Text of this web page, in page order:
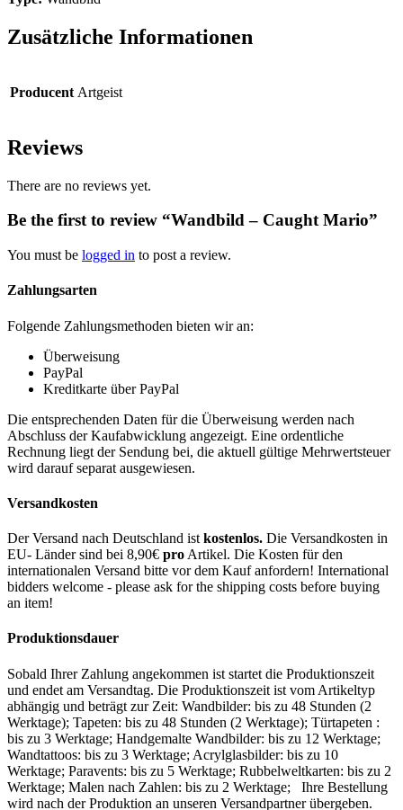
Zusätzliche Informationen
Producent Artgeist
Reviews
There are no reviews yet.
Be the first to review “Wandbild – Caught Mario”
You must be logged in to post a review.
Zahlungsarten
Folgende Zahlungsmethoden bieten wir an:
Überweisung
PayPal
Kreditkarte über PayPal
Die entsprechenden Daten für die Überweisung werden nach
Abschluss der Kaufabwicklung angezeigt. Eine ordentliche
Rechnung liegt der Sendung bei, die aktuell gültige Mehrwertsteuer
wird darauf separat ausgewiesen.
Versandkosten
Der Versand nach Deutschland ist kostenlos. Die Versandkosten in
EU- Länder sind bei 8,90€ pro Artikel. Die Kosten für den
internationalen Versand bitte vor dem Kauf anfordern! International
bidders welcome - please ask for the shipping costs before buying
an item!
Produktionsdauer
Sobald Ihrer Zahlung angekommen ist startet die Produktionszeit
und endet am Versandtag. Die Produktionszeit ist vom Artikeltyp
abhängig und beträgt zur Zeit: Wandbilder: bis zu 48 Stunden (2
Werktage); Tapeten: bis zu 48 Stunden (2 Werktage); Türtapeten :
bis zu 3 Werktage; Handgemalte Wandbilder: bis zu 12 Werktage;
Wandtattoos: bis zu 3 Werktage; Acrylglasbilder: bis zu 10
Werktage; Paravents: bis zu 5 Werktage; Rubbelweltkarten: bis zu 2
Werktage; Malen nach Zahlen: bis zu 2 Werktage; Ihre Bestellung
wird nach der Produktion an unseren Versandpartner übergeben.